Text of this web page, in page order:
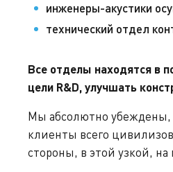
инженеры-акустики
технический отдел
Все отделы находятся в
цели R&D, улучшать
Мы абсолютно убеждены,
клиенты всего
стороны, в этой узкой,